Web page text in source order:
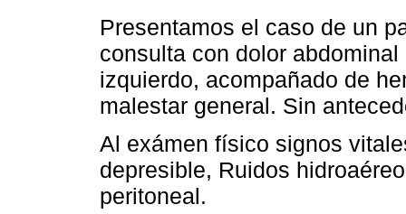
Presentamos el caso de un
consulta con dolor
izquierdo, acompañado de
malestar general. Sin
Al exámen físico signos
depresible, Ruidos
peritoneal.